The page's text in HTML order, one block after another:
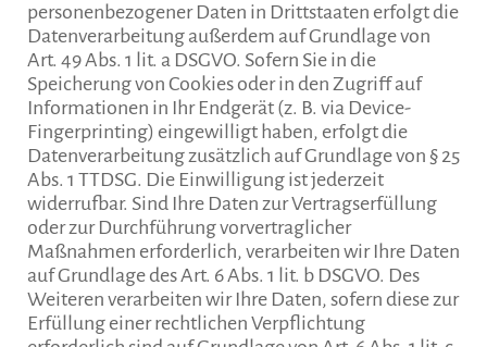
personenbezogener Daten in Drittstaaten erfolgt die
Datenverarbeitung außerdem auf Grundlage von
Art. 49 Abs. 1 lit. a DSGVO. Sofern Sie in die
Speicherung von Cookies oder in den Zugriff auf
Informationen in Ihr Endgerät (z. B. via Device-
Fingerprinting) eingewilligt haben, erfolgt die
Datenverarbeitung zusätzlich auf Grundlage von § 25
Abs. 1 TTDSG. Die Einwilligung ist jederzeit
widerrufbar. Sind Ihre Daten zur Vertragserfüllung
oder zur Durchführung vorvertraglicher
Maßnahmen erforderlich, verarbeiten wir Ihre Daten
auf Grundlage des Art. 6 Abs. 1 lit. b DSGVO. Des
Weiteren verarbeiten wir Ihre Daten, sofern diese zur
Erfüllung einer rechtlichen Verpflichtung